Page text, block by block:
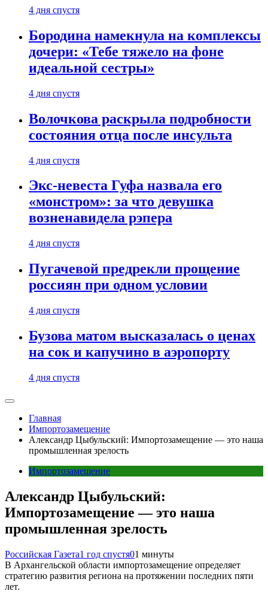
4 дня спустя
Бородина намекнула на комплексы
дочери: «Тебе тяжело на фоне
идеальной сестры»
4 дня спустя
Волочкова раскрыла подробности
состояния отца после инсульта
4 дня спустя
Экс-невеста Гуфа назвала его
«монстром»: за что девушка
возненавидела рэпера
4 дня спустя
Пугачевой предрекли прощение
россиян при одном условии
4 дня спустя
Бузова матом высказалась о ценах
на сок и капучино в аэропорту
4 дня спустя
Главная
Импортозамещение
Александр Цыбульский: Импортозамещение — это наша
промышленная зрелость
Импортозамещение
Александр Цыбульский:
Импортозамещение — это наша
промышленная зрелость
Российская Газета1 год спустя01 минуты
В Архангельской области импортозамещение определяет
стратегию развития региона на протяжении последних пяти
лет.